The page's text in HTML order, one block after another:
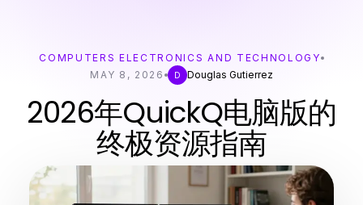
COMPUTERS ELECTRONICS AND TECHNOLOGY
MAY 8, 2026
D Douglas Gutierrez
2026年QuickQ电脑版的
终极资源指南